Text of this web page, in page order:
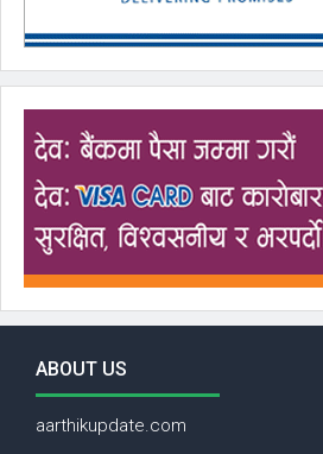
ABOUT US
aarthikupdate.com